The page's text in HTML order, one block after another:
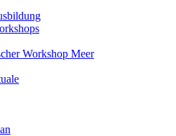
Workshop Meer